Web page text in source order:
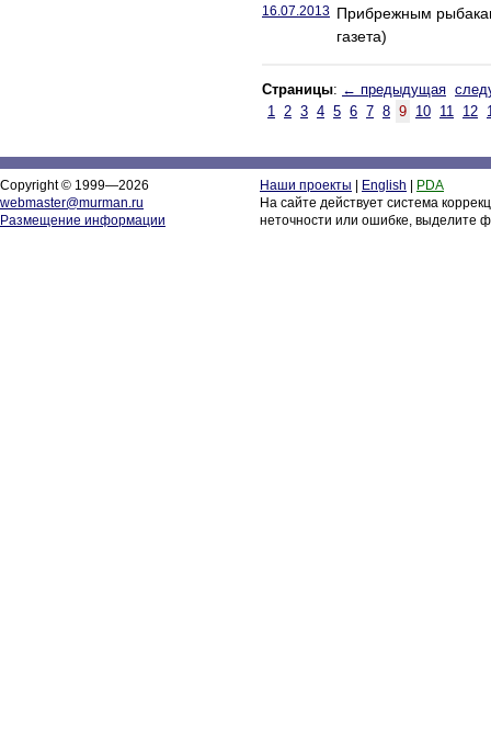
16.07.2013 Прибрежным
газета)
Страницы: ← предыдущая
1 2 3 4 5 6 7 8 9 10 11 12
Copyright © 1999—2026
webmaster@murman.ru
Размещение информации
Наши проекты English
PDA
На сайте действует система
неточности или ошибке, выделите